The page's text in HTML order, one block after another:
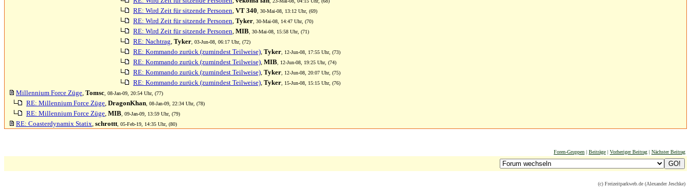
RE: Wird Zeit für sitzende Personen, VT 340 , 30-Mai-08, 13:12 Uhr, (69)
RE: Wird Zeit für sitzende Personen, Tyker , 30-Mai-08, 14:47 Uhr, (70)
RE: Wird Zeit für sitzende Personen, MIB , 30-Mai-08, 15:58 Uhr, (71)
RE: Nachtrag, Tyker , 03-Jun-08, 06:17 Uhr, (72)
RE: Kommando zurück (zumindest Teilweise), Tyker , 12-Jun-08, 17:55 Uhr, (73)
RE: Kommando zurück (zumindest Teilweise), MIB , 12-Jun-08, 19:25 Uhr, (74)
RE: Kommando zurück (zumindest Teilweise), Tyker , 12-Jun-08, 20:07 Uhr, (75)
RE: Kommando zurück (zumindest Teilweise), Tyker , 15-Jun-08, 15:15 Uhr, (76)
Millennium Force Züge, Tomsc , 08-Jan-09, 20:54 Uhr, (77)
RE: Millennium Force Züge, DragonKhan , 08-Jan-09, 22:34 Uhr, (78)
RE: Millennium Force Züge, MIB , 09-Jan-09, 13:59 Uhr, (79)
RE: Coasterdynamix Statix, schrottt , 05-Feb-19, 14:35 Uhr, (80)
Foren-Gruppen | Beiträge | Vorheriger Beitrag | Nächster Beitrag
(c) Freizeitparkweb.de (Alexander Jeschke)